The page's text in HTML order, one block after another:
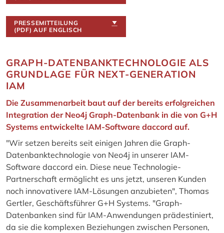
PRESSEMITTEILUNG
(PDF) AUF ENGLISCH
GRAPH-DATENBANKTECHNOLOGIE ALS
GRUNDLAGE FÜR NEXT-GENERATION
IAM
Die Zusammenarbeit baut auf der bereits erfolgreichen
Integration der Neo4j Graph-Datenbank in die von G+H
Systems entwickelte IAM-Software daccord auf.
"Wir setzen bereits seit einigen Jahren die Graph-
Datenbanktechnologie von Neo4j in unserer IAM-
Software daccord ein. Diese neue Technologie-
Partnerschaft ermöglicht es uns jetzt, unseren Kunden
noch innovativere IAM-Lösungen anzubieten", Thomas
Gertler, Geschäftsführer G+H Systems. "Graph-
Datenbanken sind für IAM-Anwendungen prädestiniert,
da sie die komplexen Beziehungen zwischen Personen,